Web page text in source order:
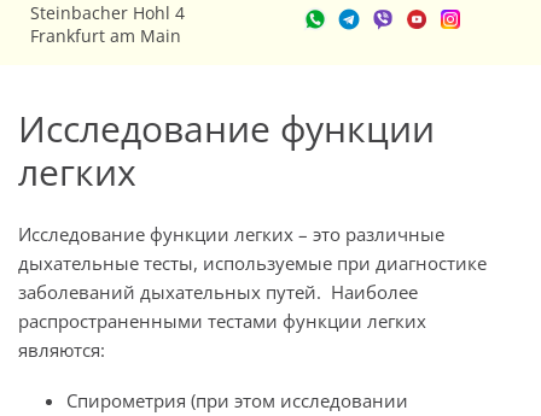
Steinbacher Hohl 4
Frankfurt am Main
Исследование функции
легких
Исследование функции легких – это различные
дыхательные тесты, используемые при диагностике
заболеваний дыхательных путей. Наиболее
распространенными тестами функции легких
являются:
Спирометрия (при этом исследовании